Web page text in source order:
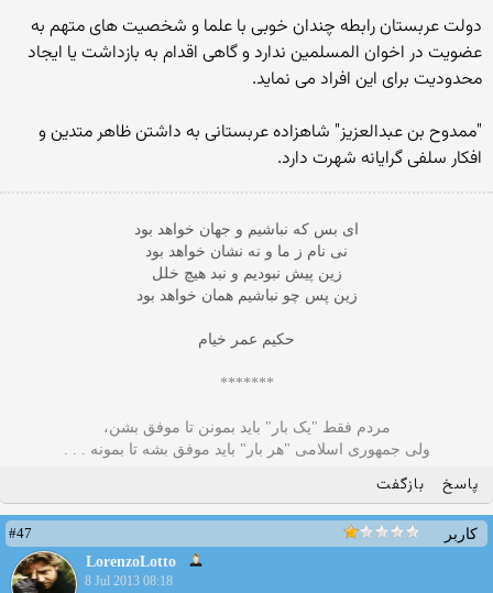
دولت عربستان رابطه چندان خوبی با علما و شخصیت های متهم به
عضویت در اخوان المسلمین ندارد و گاهی اقدام به بازداشت یا ایجاد
محدودیت برای این افراد می نماید.
"ممدوح بن عبدالعزیز" شاهزاده عربستانی به داشتن ظاهر متدین و
افکار سلفی گرایانه شهرت دارد.
ای بس که نباشیم و جهان خواهد بود
نی نام ز ما و نه نشان خواهد بود
زین پیش نبودیم و نبد هیچ خلل
زین پس چو نباشیم همان خواهد بود
حکیم عمر خیام
*******
مردم فقط "یک بار" بايد بمونن تا موفق بشن،
ولى جمهوری اسلامی "هر بار" باید موفق بشه تا بمونه . . .
پاسخ بازگفت
کاربر
#47
LorenzoLotto
8 Jul 2013 08:18